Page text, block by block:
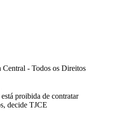
- Todos os Direitos
proibida de contratar
decide TJCE